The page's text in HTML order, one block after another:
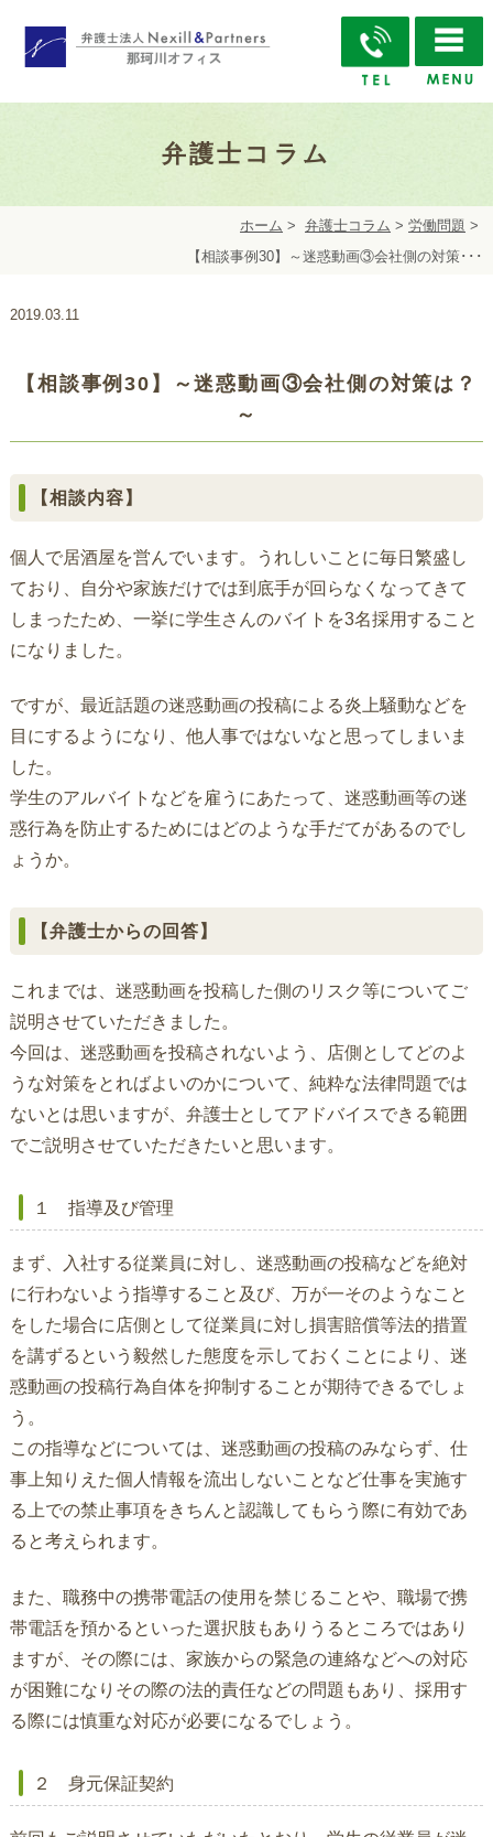
弁護士コラム
ホーム > 弁護士コラム >労働問題 >
【相談事例30】～迷惑動画③会社側の対策･･･
2019.03.11
【相談事例30】～迷惑動画③会社側の対策は？
～
【相談内容】
個人で居酒屋を営んでいます。うれしいことに毎日繁盛し
ており、自分や家族だけでは到底手が回らなくなってきて
しまったため、一挙に学生さんのバイトを3名採用すること
になりました。
ですが、最近話題の迷惑動画の投稿による炎上騒動などを
目にするようになり、他人事ではないなと思ってしまいま
した。
学生のアルバイトなどを雇うにあたって、迷惑動画等の迷
惑行為を防止するためにはどのような手だてがあるのでし
ょうか。
【弁護士からの回答】
これまでは、迷惑動画を投稿した側のリスク等についてご
説明させていただきました。
今回は、迷惑動画を投稿されないよう、店側としてどのよ
うな対策をとればよいのかについて、純粋な法律問題では
ないとは思いますが、弁護士としてアドバイスできる範囲
でご説明させていただきたいと思います。
１ 指導及び管理
まず、入社する従業員に対し、迷惑動画の投稿などを絶対
に行わないよう指導すること及び、万が一そのようなこと
をした場合に店側として従業員に対し損害賠償等法的措置
を講ずるという毅然した態度を示しておくことにより、迷
惑動画の投稿行為自体を抑制することが期待できるでしょ
う。
この指導などについては、迷惑動画の投稿のみならず、仕
事上知りえた個人情報を流出しないことなど仕事を実施す
る上での禁止事項をきちんと認識してもらう際に有効であ
ると考えられます。
また、職務中の携帯電話の使用を禁じることや、職場で携
帯電話を預かるといった選択肢もありうるところではあり
ますが、その際には、家族からの緊急の連絡などへの対応
が困難になりその際の法的責任などの問題もあり、採用す
る際には慎重な対応が必要になるでしょう。
２ 身元保証契約